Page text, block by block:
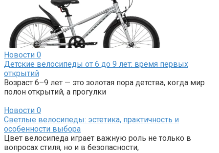
Новости 0
Детские велосипеды от 6 до 9 лет: время первых
открытий
Возраст 6–9 лет — это золотая пора детства, когда мир
полон открытий, а прогулки
Новости 0
Светлые велосипеды: эстетика, практичность и
особенности выбора
Цвет велосипеда играет важную роль не только в
вопросах стиля, но и в безопасности,